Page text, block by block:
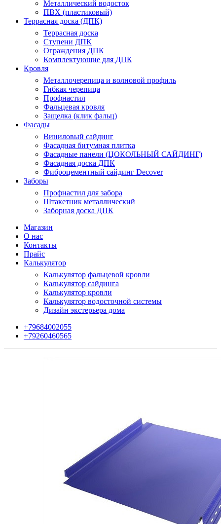
Металлический водосток
ПВХ (пластиковый)
Террасная доска (ДПК)
Террасная доска
Ступени ДПК
Ограждения ДПК
Комплектующие для ДПК
Кровля
Металлочерепица и волновой профиль
Гибкая черепица
Профнастил
Фальцевая кровля
Защелка (клик фальц)
Фасады
Виниловый сайдинг
Фасадная битумная плитка
Фасадные панели (ЦОКОЛЬНЫЙ САЙДИНГ)
Фасадная доска ДПК
Фиброцементный сайдинг Decover
Заборы
Профнастил для забора
Штакетник металлический
Заборная доска ДПК
Магазин
О нас
Контакты
Прайс
Калькулятор
Калькулятор фальцевой кровли
Калькулятор сайдинга
Калькулятор кровли
Калькулятор водосточной системы
Дизайн экстерьера дома
+79684002055
+79260460565